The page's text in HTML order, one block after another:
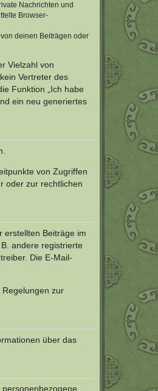
Nachrichten und
Browser-
deinen Beiträgen oder
Vielzahl von
Vertreter des
Funktion „Ich habe
ein neu generiertes
von Zugriffen
oder zur rechtlichen
erstellten Beiträge im
andere registrierte
Die E-Mail-
zur
über das